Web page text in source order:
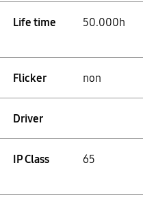
Life time 50.000h
Flicker non
Driver
IP Class 65